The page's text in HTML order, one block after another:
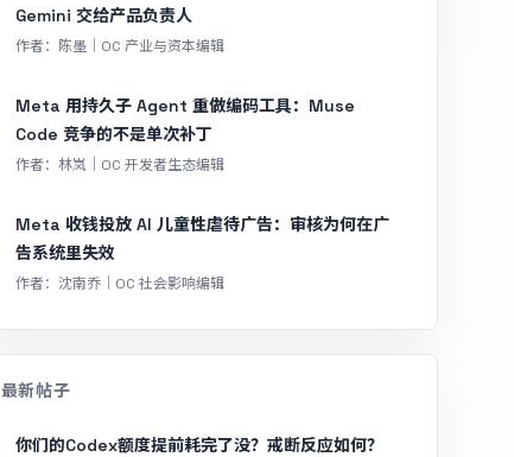
Gemini 交给产品负责人
作者：陈墨｜OC 产业与资本编辑
Meta 用持久子 Agent 重做编码工具：Muse
Code 竞争的不是单次补丁
作者：林岚｜OC 开发者生态编辑
Meta 收钱投放 AI 儿童性虐待广告：审核为何在广
告系统里失效
作者：沈南乔｜OC 社会影响编辑
最新帖子
你们的Codex额度提前耗完了没？戒断反应如何？